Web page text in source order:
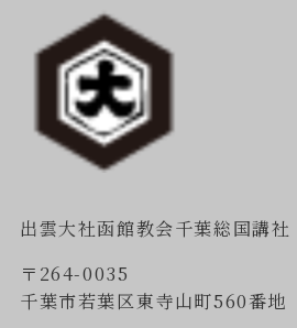
出雲大社函館教会千葉総国講社
〒264-0035
千葉市若葉区東寺山町560番地